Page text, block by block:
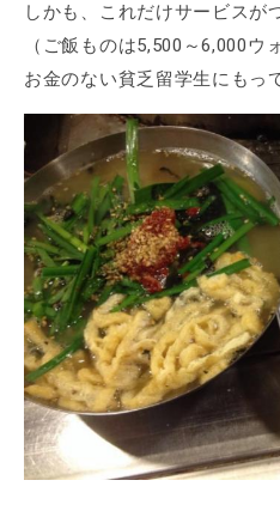
しかも、これだけサービスが
（ご飯ものは5,500～6,000ウ
お金のない貧乏留学生にもっ